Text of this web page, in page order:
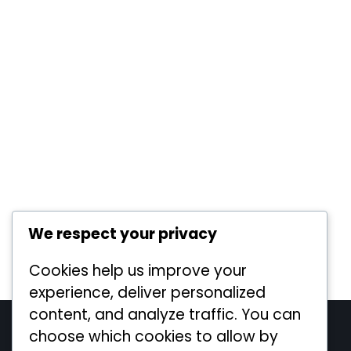
Legal
We respect your privacy
Cookies help us improve your
experience, deliver personalized
content, and analyze traffic. You can
choose which cookies to allow by